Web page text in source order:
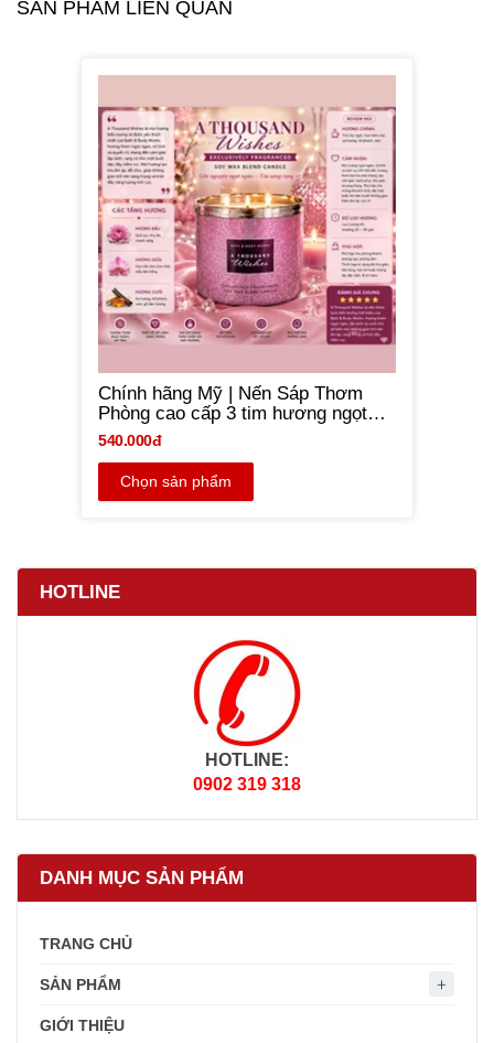
SẢN PHẨM LIÊN QUAN
Chính hãng Mỹ | Nến Sáp Thơm
Phòng cao cấp 3 tim hương ngọt
ngào nhẹ nhàng - A Thousand
Wishes - Bath & Body Works 411g
540.000đ
Chọn sản phẩm
HOTLINE
HOTLINE:
0902 319 318
DANH MỤC SẢN PHẨM
TRANG CHỦ
SẢN PHẨM
GIỚI THIỆU